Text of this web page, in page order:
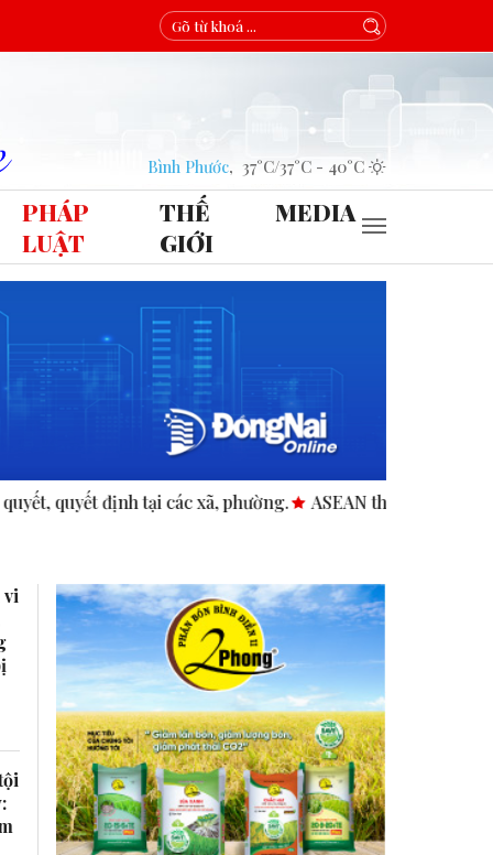
Bình Phước, 37°C/37°C - 40°C
PHÁP
LUẬT
THẾ
GIỚI
MEDIA
các xã, phường. ASEAN thúc đẩy bình đẳng giới trong
vi